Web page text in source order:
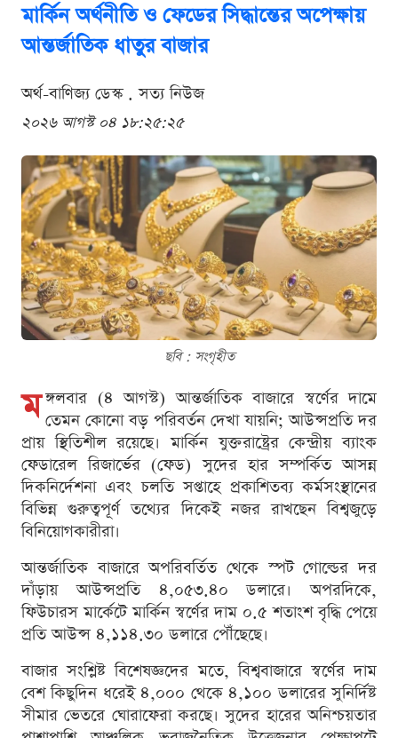
মার্কিন অর্থনীতি ও ফেডের সিদ্ধান্তের অপেক্ষায়
আন্তর্জাতিক ধাতুর বাজার
অর্থ-বাণিজ্য ডেস্ক . সত্য নিউজ
২০২৬ আগস্ট ০৪ ১৮:২৫:২৫
ছবি : সংগৃহীত
ম ঙ্গলবার (৪ আগস্ট) আন্তর্জাতিক বাজারে স্বর্ণের দামে
তেমন কোনো বড় পরিবর্তন দেখা যায়নি; আউন্সপ্রতি দর
প্রায় স্থিতিশীল রয়েছে। মার্কিন যুক্তরাষ্ট্রের কেন্দ্রীয় ব্যাংক
ফেডারেল রিজার্ভের (ফেড) সুদের হার সম্পর্কিত আসন্ন
দিকনির্দেশনা এবং চলতি সপ্তাহে প্রকাশিতব্য কর্মসংস্থানের
বিভিন্ন গুরুত্বপূর্ণ তথ্যের দিকেই নজর রাখছেন বিশ্বজুড়ে
বিনিয়োগকারীরা।
আন্তর্জাতিক বাজারে অপরিবর্তিত থেকে স্পট গোল্ডের দর
দাঁড়ায় আউন্সপ্রতি ৪,০৫৩.৪০ ডলারে। অপরদিকে,
ফিউচারস মার্কেটে মার্কিন স্বর্ণের দাম ০.৫ শতাংশ বৃদ্ধি পেয়ে
প্রতি আউন্স ৪,১১৪.৩০ ডলারে পৌঁছেছে।
বাজার সংশ্লিষ্ট বিশেষজ্ঞদের মতে, বিশ্ববাজারে স্বর্ণের দাম
বেশ কিছুদিন ধরেই ৪,০০০ থেকে ৪,১০০ ডলারের সুনির্দিষ্ট
সীমার ভেতরে ঘোরাফেরা করছে। সুদের হারের অনিশ্চয়তার